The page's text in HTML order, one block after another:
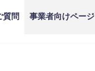
質問 事業者向けページ